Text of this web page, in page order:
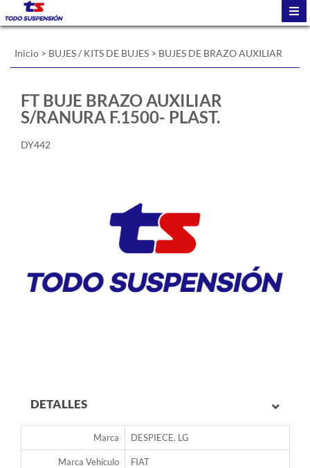
Inicio > BUJES / KITS DE BUJES > BUJES DE BRAZO AUXILIAR
FT BUJE BRAZO AUXILIAR
S/RANURA F.1500- PLAST.
DY442
DETALLES
Marca DESPIECE. LG
Marca Vehículo FIAT